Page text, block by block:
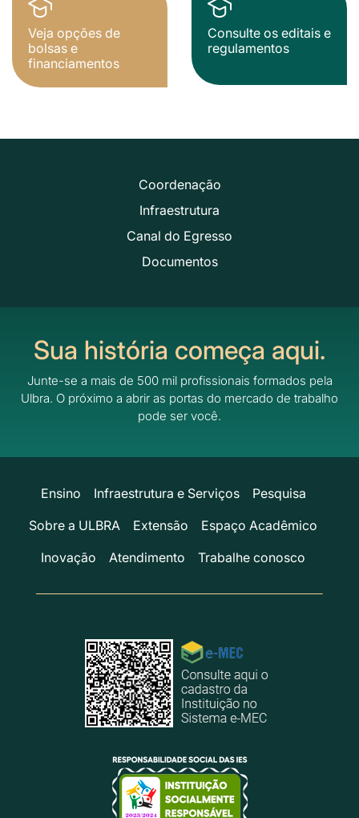
Veja opções de
bolsas e
financiamentos
Consulte os editais e
regulamentos
Coordenação
Infraestrutura
Canal do Egresso
Documentos
Sua história começa aqui.
Junte-se a mais de 500 mil profissionais formados pela
Ulbra. O próximo a abrir as portas do mercado de trabalho
pode ser você.
Ensino Infraestrutura e Serviços
Pesquisa
Sobre a ULBRA
Extensão
Espaço Acadêmico
Inovação
Atendimento Trabalhe conosco